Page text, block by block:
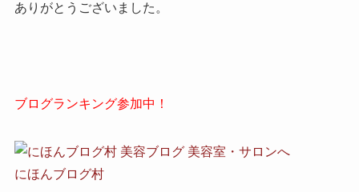
ありがとうございました。
ブログランキング参加中！
にほんブログ村